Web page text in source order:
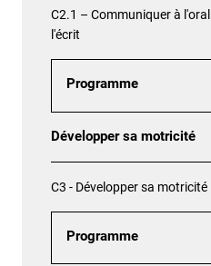
C2.1 – Communiquer à
l'écrit
Programme
Développer sa motricité
C3 - Développer sa motricité
Programme